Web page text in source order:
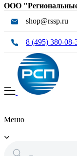
ООО
shop@rssp.ru
8 (495) 380-08-
Меню